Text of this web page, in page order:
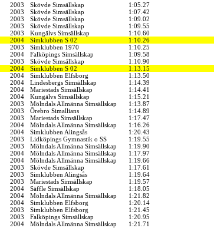
2003 Skövde Simsällskap 1:05.27
2003 Skövde Simsällskap 1:07.42
2003 Skövde Simsällskap 1:09.02
2003 Skövde Simsällskap 1:09.55
2003 Kungälvs Simsällskap 1:10.60
2004 Simklubben S 02 1:10.26
2003 Simklubben 1970 1:10.25
2004 Falköpings Simsällskap 1:09.58
2003 Skövde Simsällskap 1:10.90
2004 Simklubben S 02 1:13.15
2004 Simklubben Elfsborg 1:13.50
2004 Lindesbergs Simsällskap 1:14.39
2004 Mariestads Simsällskap 1:14.41
2004 Kungälvs Simsällskap 1:15.21
2003 Mölndals Allmänna Simsällskap 1:13.87
2003 Örebro Simallians 1:14.89
2003 Mariestads Simsällskap 1:17.47
2004 Mölndals Allmänna Simsällskap 1:16.26
2004 Simklubben Alingsås 1:20.43
2003 Lidköpings Gymnastik o SS 1:19.55
2003 Mölndals Allmänna Simsällskap 1:19.90
2004 Mölndals Allmänna Simsällskap 1:17.97
2004 Mölndals Allmänna Simsällskap 1:19.66
2003 Skövde Simsällskap 1:17.61
2003 Simklubben Alingsås 1:19.64
2003 Mariestads Simsällskap 1:19.57
2004 Säffle Simsällskap 1:18.05
2004 Mölndals Allmänna Simsällskap 1:21.82
2004 Simklubben Elfsborg 1:20.14
2003 Simklubben Elfsborg 1:21.45
2003 Falköpings Simsällskap 1:20.95
2004 Mölndals Allmänna Simsällskap 1:21.71